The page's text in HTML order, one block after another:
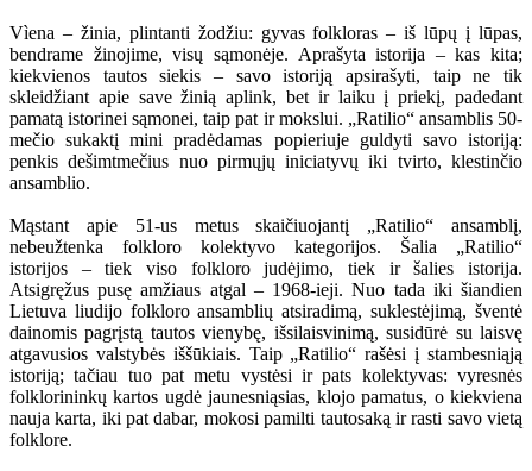
Vìena – žinia, plintanti žodžiu: gyvas folkloras – iš lūpų į lūpas,
bendrame žinojime, visų sąmonėje. Aprašyta istorija – kas kita;
kiekvienos tautos siekis – savo istoriją apsirašyti, taip ne tik
skleidžiant apie save žinią aplink, bet ir laiku į priekį, padedant
pamatą istorinei sąmonei, taip pat ir mokslui. „Ratilio“ ansamblis 50-
mečio sukaktį mini pradėdamas popieriuje guldyti savo istoriją:
penkis dešimtmečius nuo pirmųjų iniciatyvų iki tvirto, klestinčio
ansamblio.
Mąstant apie 51-us metus skaičiuojantį „Ratilio“ ansamblį,
nebeužtenka folkloro kolektyvo kategorijos. Šalia „Ratilio“
istorijos – tiek viso folkloro judėjimo, tiek ir šalies istorija.
Atsigręžus pusę amžiaus atgal – 1968-ieji. Nuo tada iki šiandien
Lietuva liudijo folkloro ansamblių atsiradimą, suklestėjimą, šventė
dainomis pagrįstą tautos vienybę, išsilaisvinimą, susidūrė su laisvę
atgavusios valstybės iššūkiais. Taip „Ratilio“ rašėsi į stambesniąją
istoriją; tačiau tuo pat metu vystėsi ir pats kolektyvas: vyresnės
folklorininkų kartos ugdė jaunesniąsias, klojo pamatus, o kiekviena
nauja karta, iki pat dabar, mokosi pamilti tautosaką ir rasti savo vietą
folklore.